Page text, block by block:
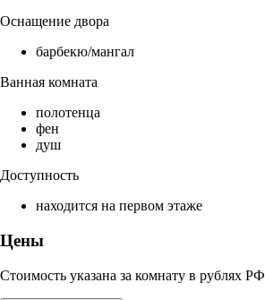
Оснащение двора
барбекю/мангал
Ванная комната
полотенца
фен
душ
Доступность
находится на первом этаже
Цены
Стоимость указана за комнату в рублях РФ